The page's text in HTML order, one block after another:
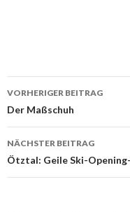
VORHERIGER BEITRAG
Der Maßschuh
NÄCHSTER BEITRAG
Ötztal: Geile Ski-